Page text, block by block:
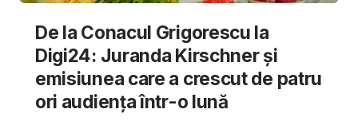
De la Conacul Grigorescu la
Digi24: Juranda Kirschner și
emisiunea care a crescut de patru
ori audiența într-o lună